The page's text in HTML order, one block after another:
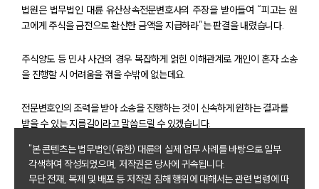
법원은 법무법인 대륜 유산상속전문변호사의 주장을 받아들여 “피고는 원
고에게 주식을 금전으로 환산한 금액을 지급하라”는 판결을 내렸습니다.
주식양도 등 민사 사건의 경우 복잡하게 얽힌 이해관계로 개인이 혼자 소송
을 진행할 시 어려움을 겪을 수밖에 없는데요.
전문변호인의 조력을 받아 소송을 진행하는 것이 신속하게 원하는 결과를
받을 수 있는 지름길이라고 말씀드릴 수 있겠습니다.
"본 콘텐츠는 법무법인(유한) 대륜의 실제 업무 사례를 바탕으로 일부
각색하여 작성되었으며, 저작권은 당사에 귀속됩니다.
무단 전재, 복제 및 배포 등 저작권 침해 행위에 대해서는 관련 법령에 따